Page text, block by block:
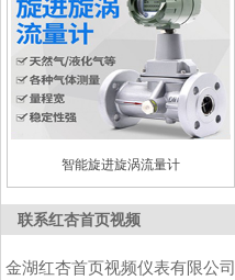
智能旋进旋涡流量计
联系红杏首页视频
金湖红杏首页视频仪表有限公司